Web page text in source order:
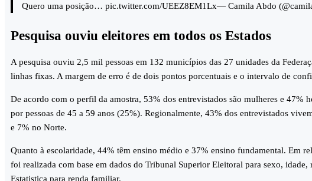
Quero uma posição… pic.twitter.com/UEEZ8EM1Lx— Camila Abdo
Pesquisa ouviu eleitores em todos os Estados
A pesquisa ouviu 2,5 mil pessoas em 132 municípios das 27 unidades da
linhas fixas. A margem de erro é de dois pontos porcentuais e o intervalo de
De acordo com o perfil da amostra, 53% dos entrevistados são mulheres e 47%
por pessoas de 45 a 59 anos (25%). Regionalmente, 43% dos entrevistados
e 7% no Norte.
Quanto à escolaridade, 44% têm ensino médio e 37% ensino fundamental. Em
foi realizada com base em dados do Tribunal Superior Eleitoral para sexo,
Estatistica para renda familiar.